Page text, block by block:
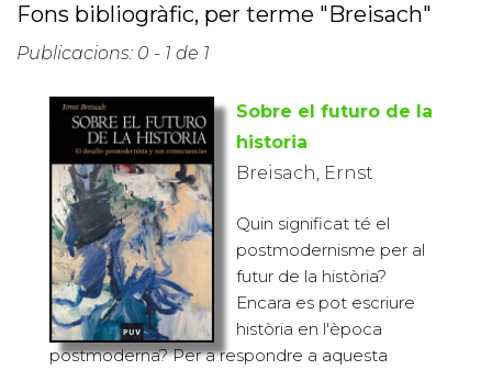
Fons bibliogràfic, per terme "Breisach"
Publicacions: 0 - 1 de 1
Sobre el futuro de la
historia
Breisach, Ernst
Quin significat té el
postmodernisme per al
futur de la història?
Encara es pot escriure
història en l'època
postmoderna? Per a respondre a aquesta